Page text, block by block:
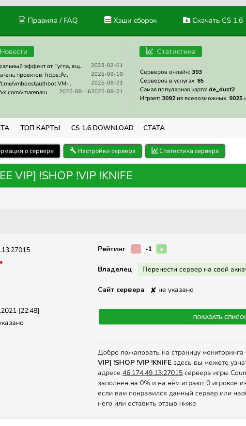
Правила / FAQ Хэши сборок Скачать CS 1.6
Новости
2023-02-01
эффект от Гугла, ещ..
2025-09-10
проектов: https://v..
2025-08-21
vmboostauthbot VM-..
2025-08-21
2025-08-16
vmarenaru
Статистика
Серверов онлайн: 393
Серверов в услугах: 85
Самая популярная карта: de_dust2
Играет: 3092 из всевозможных: 9025
ТОП КАРТЫ CS 1.6 DOWNLOAD СТАТА
о сервере Настройки сервера Статистика сервера
VIP] !SHOP !VIP !KNIFE
[22:48]
Рейтинг − -1 +
Владелец Перенести сервер на свой
Сайт сервера ✘ не указано
Показать
Добро пожаловать на страницу мониторинга
VIP] !SHOP !VIP !KNIFE здесь вы можете
адресе 46.174.49.13:27015 сервера игры
заполнен на 0% и на нём играют 0 игроков
если вам понравился данный сервер или
него или оставить отзыв ниже